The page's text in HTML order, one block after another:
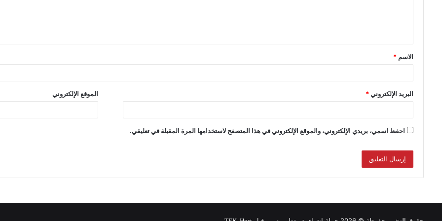
الاسم *
البريد الإلكتروني* الموقع الإلكتروني
احفظ اسمي، بريدي الإلكتروني، والموقع الإلكتروني في هذا المتصفح لاستخدامها المرة المقبلة في تعليقي.